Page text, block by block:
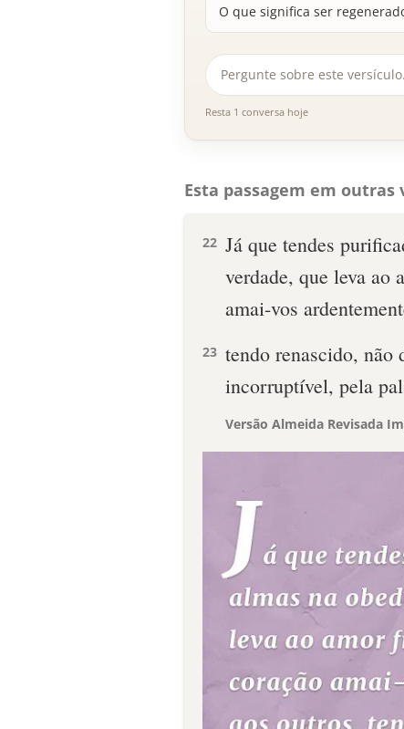
O que significa ser
Resta 1 conversa hoje
Esta passagem em outras
22 Já que tendes
verdade, que leva ao
amai-vos
23 tendo renascido, não
incorruptível, pela
Versão Almeida Revisada